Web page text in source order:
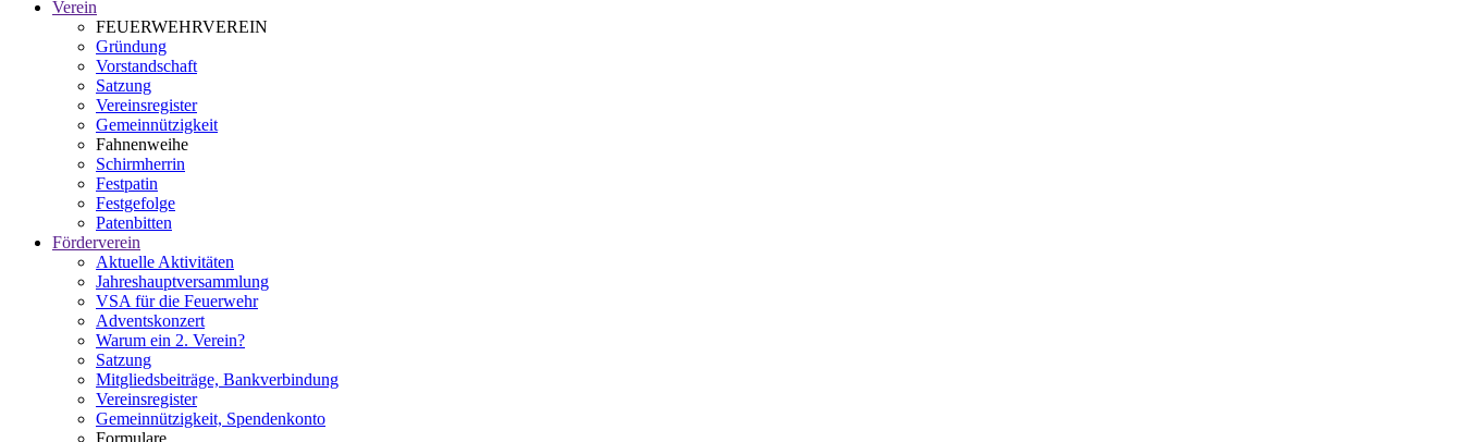
Verein
FEUERWEHRVEREIN
Gründung
Vorstandschaft
Satzung
Vereinsregister
Gemeinnützigkeit
Fahnenweihe
Schirmherrin
Festpatin
Festgefolge
Patenbitten
Förderverein
Aktuelle Aktivitäten
Jahreshauptversammlung
VSA für die Feuerwehr
Adventskonzert
Warum ein 2. Verein?
Satzung
Mitgliedsbeiträge, Bankverbindung
Vereinsregister
Gemeinnützigkeit, Spendenkonto
Formulare